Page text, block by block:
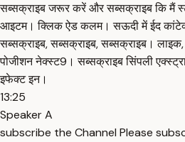
सब्सक्राइब जरूर करें और सब्सक्राइब कि
आइटम। क्लिक ऐड कलम। सऊदी में ईद
सब्सक्राइब, सब्सक्राइब, सब्सक्राइब।
पोजीशन नेक्स्ट9। सब्सक्राइब सिंपली
इफेक्ट इन।
13:25
Speaker A
subscribe the Channel Please